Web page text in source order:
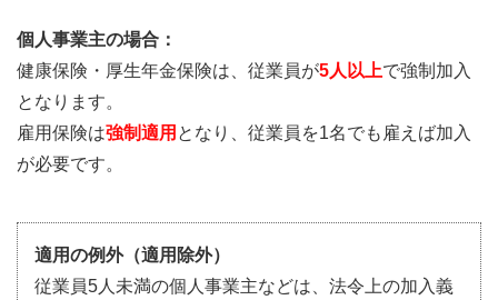
個人事業主の場合：
健康保険・厚生年金保険は、従業員が5人以上で強制加入
となります。
雇用保険は強制適用 となり、従業員を1名でも雇えば加入
が必要です。
適用の例外（適用除外）
従業員5人未満の個人事業主などは、法令上の加入義